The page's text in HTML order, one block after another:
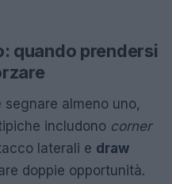
quando prendersi
segnare almeno uno,
includono corner
laterali e draw
doppie opportunità.